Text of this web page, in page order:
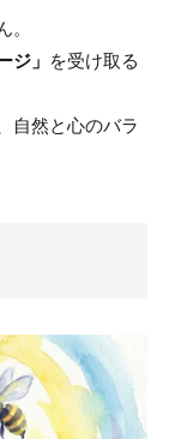
。
ジ」
を受け取る
自然と心のバラ